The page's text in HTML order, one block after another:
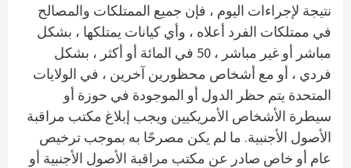
نتيجة لإجراءات اليوم ، فإن جميع الممتلكات والمصالح
في ممتلكات الفرد أعلاه ، وأي كيانات يمتلكها ، بشكل
مباشر أو غير مباشر ، 50 في المائة أو أكثر ، بشكل
فردي ، أو مع أشخاص محظورين آخرين ، في الولايات
المتحدة يتم حظر الدول أو الموجودة في حوزة أو
سيطرة الأشخاص الأمريكيين ويجب إبلاغ مكتب مراقبة
الأصول الأجنبية. ما لم يكن مصرحًا به بموجب ترخيص
عام أو خاص صادر عن مكتب مراقبة الأصول الأجنبية أو